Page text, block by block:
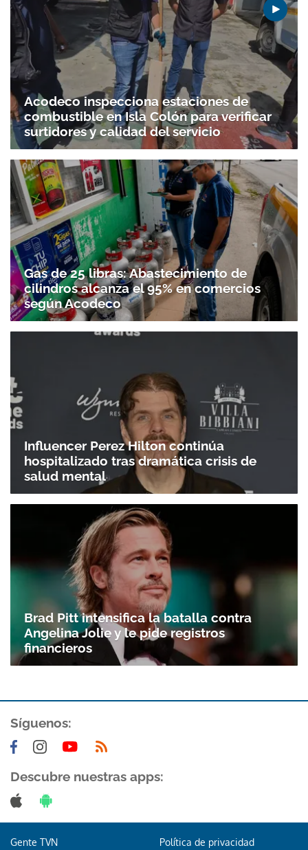
ACEPTAR
Acodeco inspecciona estaciones de
combustible en Isla Colón para verificar
surtidores y calidad del servicio
Gas de 25 libras: Abastecimiento de
cilindros alcanza el 95% en comercios
según Acodeco
Influencer Perez Hilton continúa
hospitalizado tras dramática crisis de
salud mental
Brad Pitt intensifica la batalla contra
Angelina Jolie y le pide registros
financieros
Síguenos:
Descubre nuestras apps:
Gente TVN Política de privacidad